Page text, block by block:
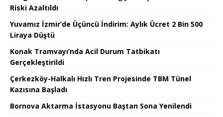
Riski Azaltıldı
Yuvamız İzmir’de Üçüncü İndirim: Aylık Ücret 2 Bin 500
Liraya Düştü
Konak Tramvayı’nda Acil Durum Tatbikatı
Gerçekleştirildi
Çerkezköy-Halkalı Hızlı Tren Projesinde TBM Tünel
Kazısına Başladı
Bornova Aktarma İstasyonu Baştan Sona Yenilendi